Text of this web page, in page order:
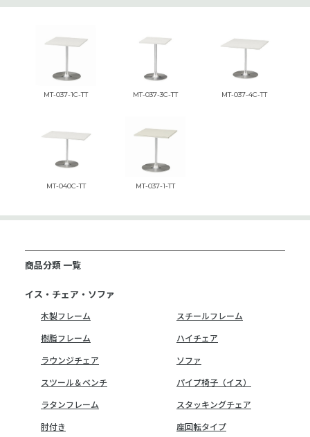
MT-037-1C-TT MT-037-3C-TT MT-037-4C-TT
MT-040C-TT MT-037-1-TT
商品分類 一覧
イス・チェア・ソファ
木製フレーム
スチールフレーム
樹脂フレーム
ハイチェア
ラウンジチェア
ソファ
スツール＆ベンチ
パイプ椅子（イス）
ラタンフレーム
スタッキングチェア
肘付き
座回転タイプ